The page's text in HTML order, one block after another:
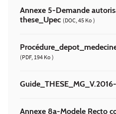
Annexe 5-Demande
these_Upec (DOC, 45 Ko )
(PDF, 194 Ko )
Annexe 8a-Modele Recto